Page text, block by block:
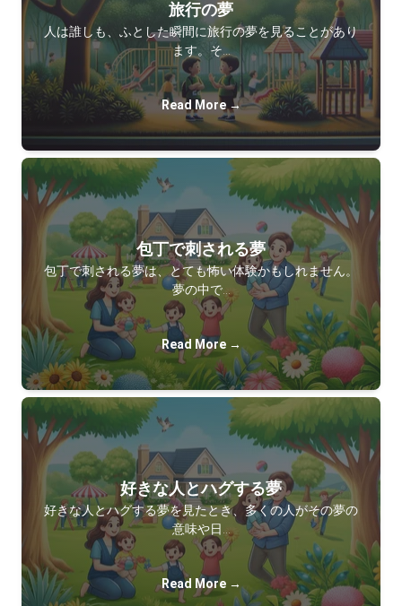
旅行の夢
人は誰しも、ふとした瞬間に旅行の夢を見ることがあり
ます。そ…
Read More →
包丁で刺される夢
包丁で刺される夢は、とても怖い体験かもしれません。
夢の中で…
Read More →
好きな人とハグする夢
好きな人とハグする夢を見たとき、多くの人がその夢の
意味や日…
Read More →